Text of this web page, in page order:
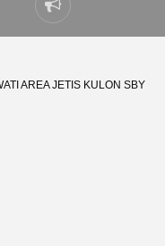
Laporkan
masalah
AREA JETIS KULON SBY